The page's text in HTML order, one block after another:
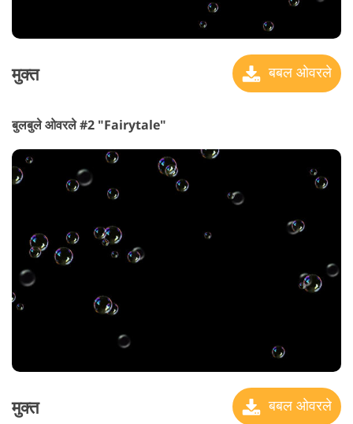
मुक्त बबल ओवरले
बुलबुले ओवरले #2 "Fairytale"
मुक्त बबल ओवरले